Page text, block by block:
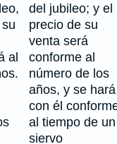
al
del jubileo; y el
precio de su
venta será
conforme al
número de los
años, y se hará
con él
al tiempo de un
siervo